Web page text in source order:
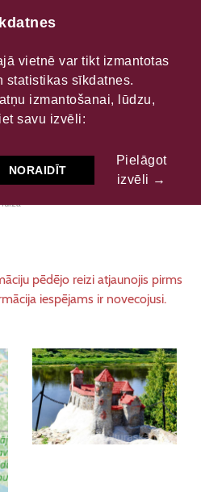
un
pils makets
pēdējo reizi atjaunojis pirms
iespējams ir novecojusi.
vietnē var tikt izmantotas
statistikas sīkdatnes.
izmantošanai, lūdzu,
savu izvēli:
NORAIDĪT
Pielāgot
izvēli →